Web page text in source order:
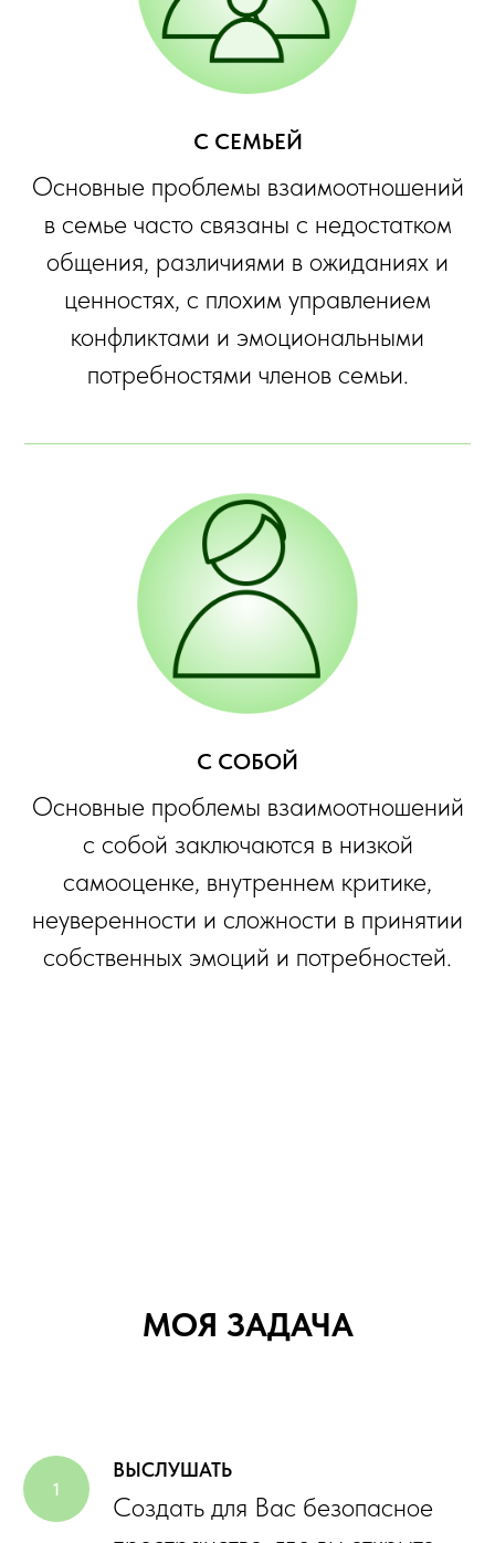
С СЕМЬЕЙ
Основные проблемы взаимоотношений
в семье часто связаны с недостатком
общения, различиями в ожиданиях и
ценностях, с плохим управлением
конфликтами и эмоциональными
потребностями членов семьи.
С СОБОЙ
Основные проблемы взаимоотношений
с собой заключаются в низкой
самооценке, внутреннем критике,
неуверенности и сложности в принятии
собственных эмоций и потребностей.
МОЯ ЗАДАЧА
ВЫСЛУШАТЬ
Создать для Вас безопасное